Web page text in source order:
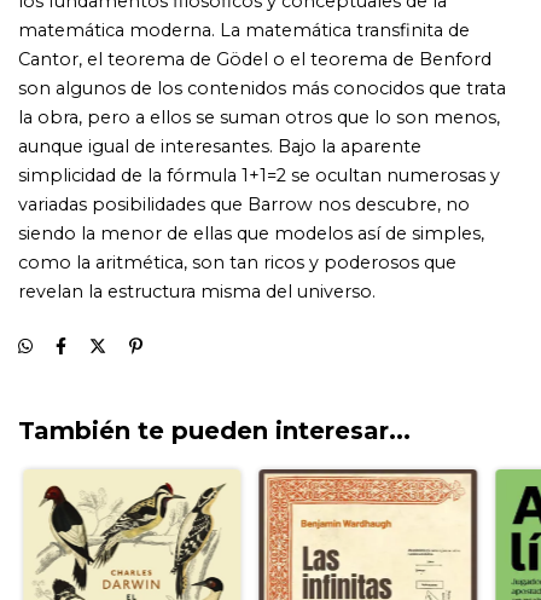
También te pueden interesar...